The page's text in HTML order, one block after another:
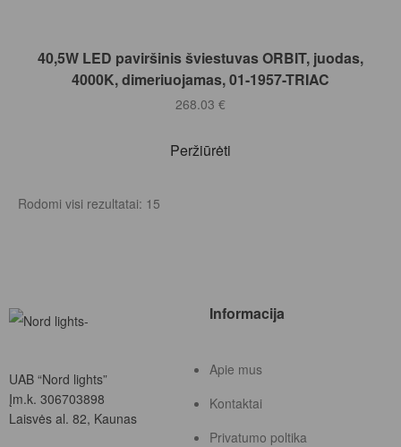
Į KREPŠELĮ
40,5W LED paviršinis šviestuvas ORBIT, juodas,
4000K, dimeriuojamas, 01-1957-TRIAC
268.03 €
Peržiūrėti
Rodomi visi rezultatai: 15
UAB “Nord lights”
Įm.k. 306703898
Laisvės al. 82, Kaunas
Informacija
Apie mus
Kontaktai
Privatumo poltika